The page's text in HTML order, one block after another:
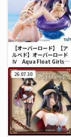
【オーバーロード】【ア
ルベド】オーバーロード
Ⅳ Aqua Float Girlsフ
ィギュア アルベド
26.07.30